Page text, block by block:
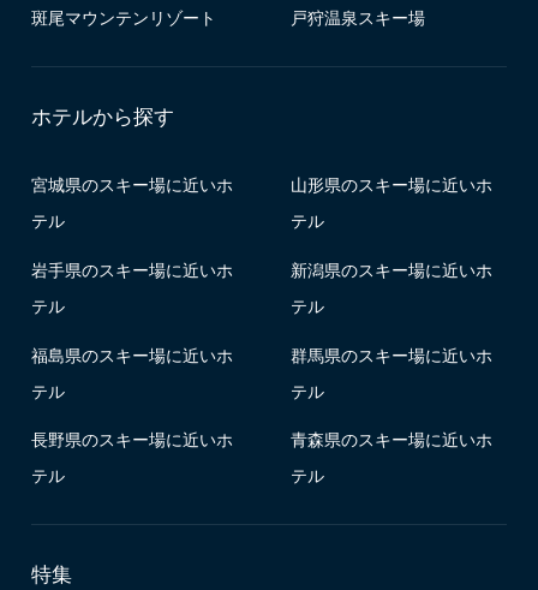
斑尾マウンテンリゾート 戸狩温泉スキー場
ホテルから探す
宮城県のスキー場に近いホ
テル
山形県のスキー場に近いホ
テル
岩手県のスキー場に近いホ
テル
新潟県のスキー場に近いホ
テル
福島県のスキー場に近いホ
テル
群馬県のスキー場に近いホ
テル
長野県のスキー場に近いホ
テル
青森県のスキー場に近いホ
テル
特集